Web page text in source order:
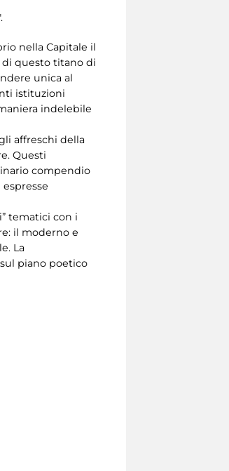
nella Capitale il
di questo titano di
unica al
istituzioni
indelebile
affreschi della
Questi
compendio
tematici con i
il moderno e
La
piano poetico